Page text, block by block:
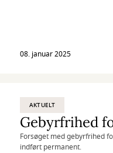
08. januar 2025
AKTUELT
Gebyrfrihed
Forsøget med gebyrfrihed
indført permanent.